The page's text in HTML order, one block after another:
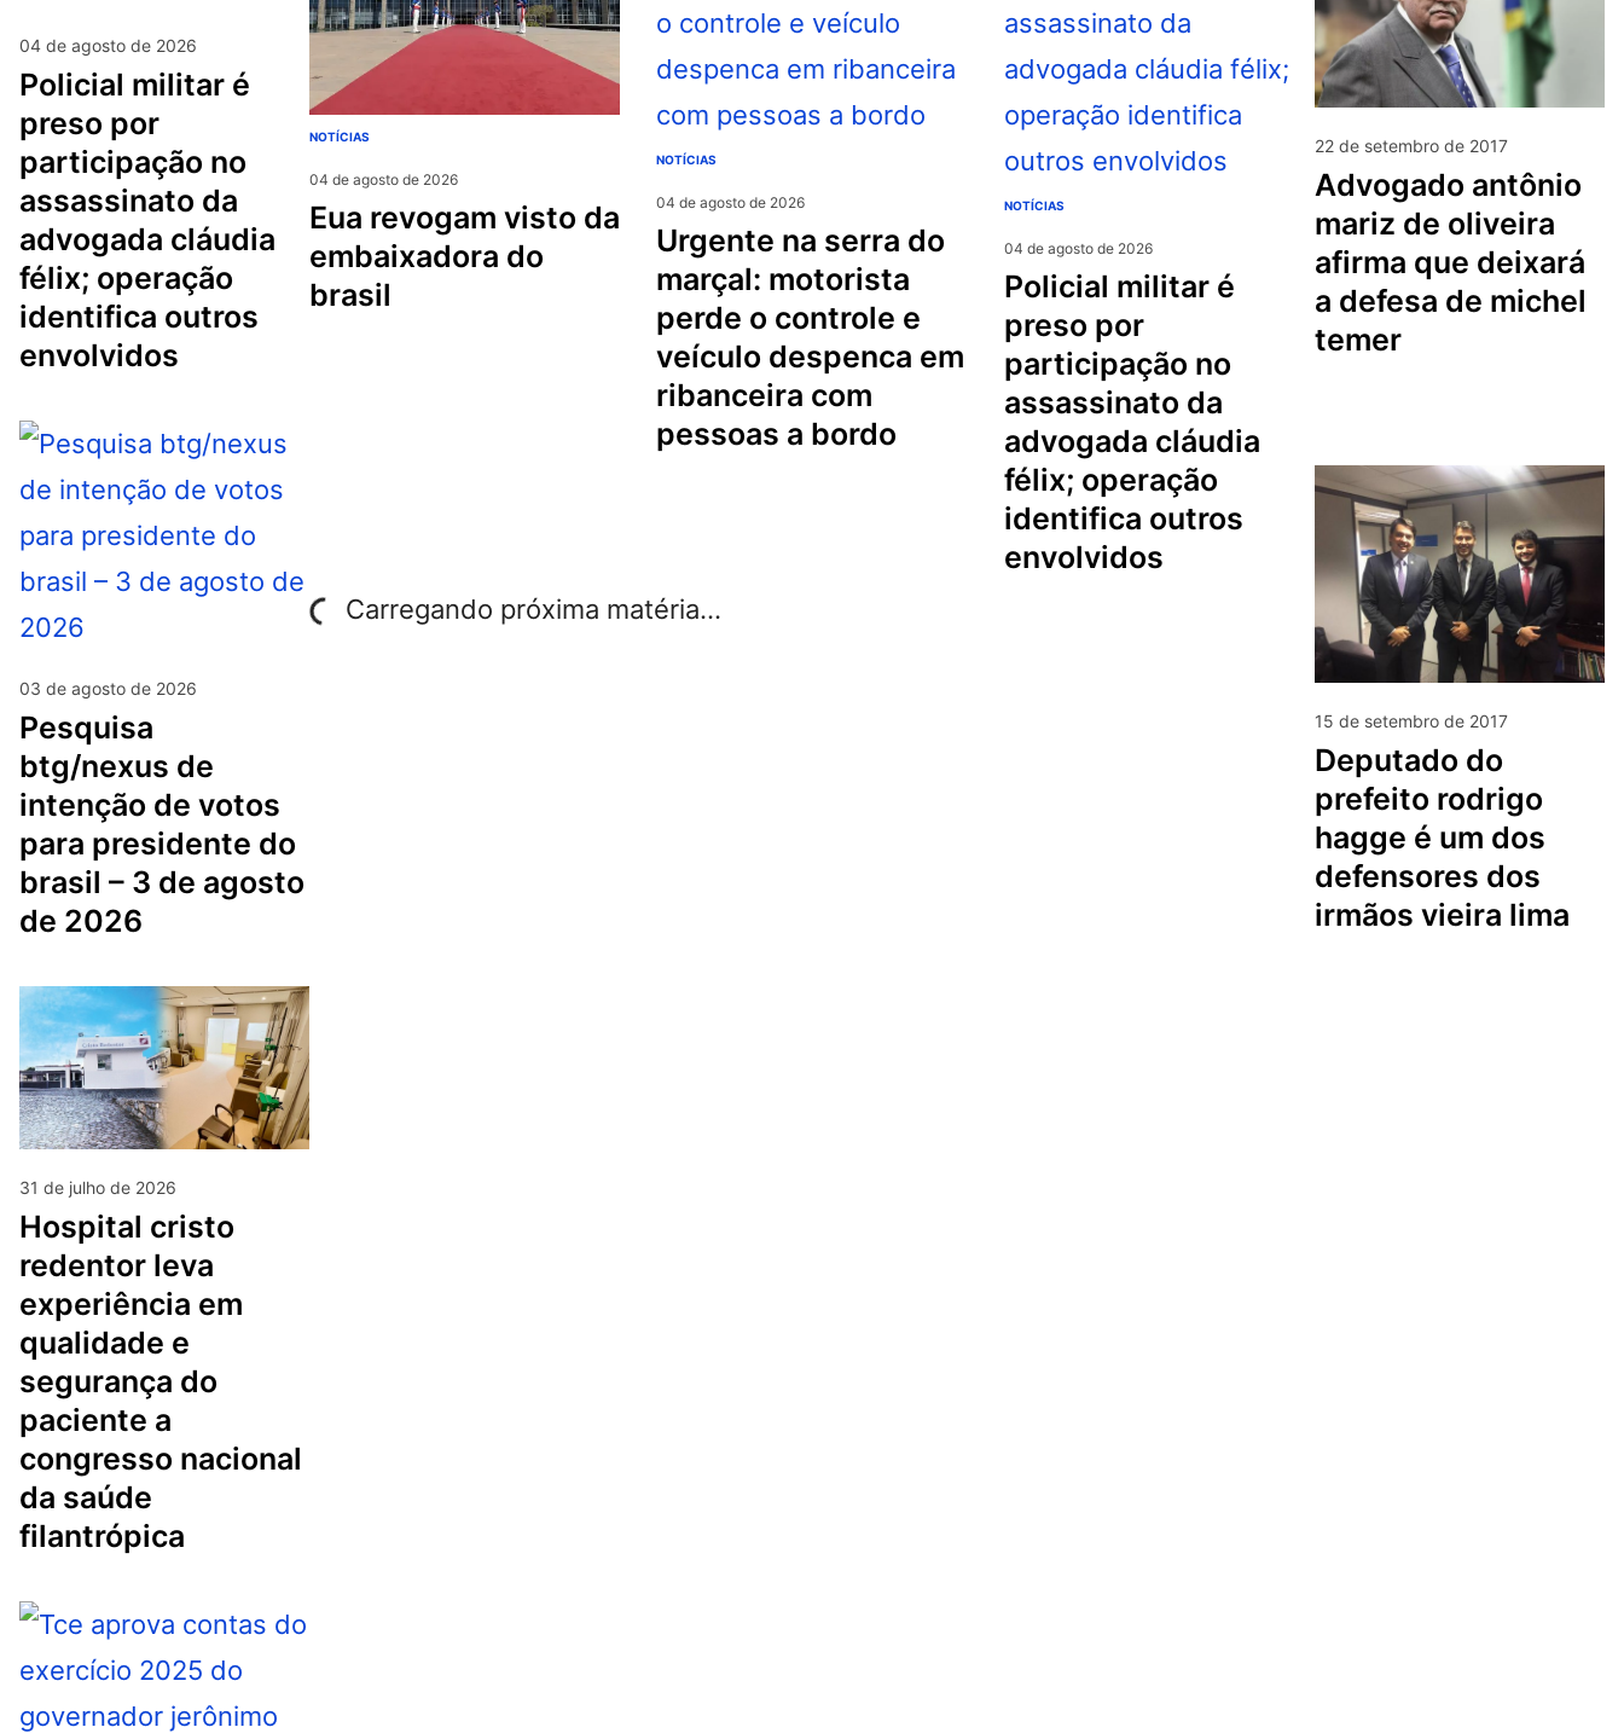
04 de agosto de 2026
policial militar é
preso por
participação no
assassinato da
advogada cláudia
félix; operação
identifica outros
envolvidos
03 de agosto de 2026
pesquisa
btg/nexus de
intenção de votos
para presidente do
brasil – 3 de agosto
de 2026
31 de julho de 2026
hospital cristo
redentor leva
experiência em
qualidade e
segurança do
paciente a
congresso nacional
da saúde
filantrópica
NOTÍCIAS
04 de agosto de 2026
eua revogam visto da
embaixadora do
brasil
NOTÍCIAS
04 de agosto de 2026
urgente na serra do
marçal: motorista
perde o controle e
veículo despenca em
ribanceira com
pessoas a bordo
NOTÍCIAS
04 de agosto de 2026
policial militar é
preso por
participação no
assassinato da
advogada cláudia
félix; operação
identifica outros
envolvidos
Carregando próxima matéria...
22 de setembro de 2017
advogado antônio
mariz de oliveira
afirma que deixará
a defesa de michel
temer
15 de setembro de 2017
deputado do
prefeito rodrigo
hagge é um dos
defensores dos
irmãos vieira lima